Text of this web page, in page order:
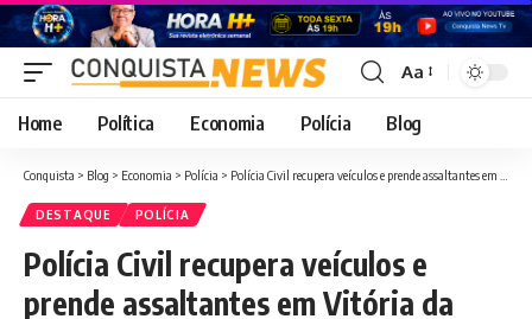
Font
Resizer
Aa
Home Política Economia Polícia Blog
Conquista > Blog > Economia > Polícia > Polícia Civil recupera veículos e prende assaltantes em Vitória da Conquista
DESTAQUE POLÍCIA
Polícia Civil recupera veículos e
prende assaltantes em Vitória da